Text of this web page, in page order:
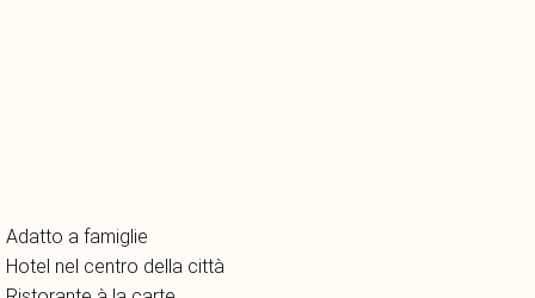
Adatto a famiglie
Hotel nel centro della città